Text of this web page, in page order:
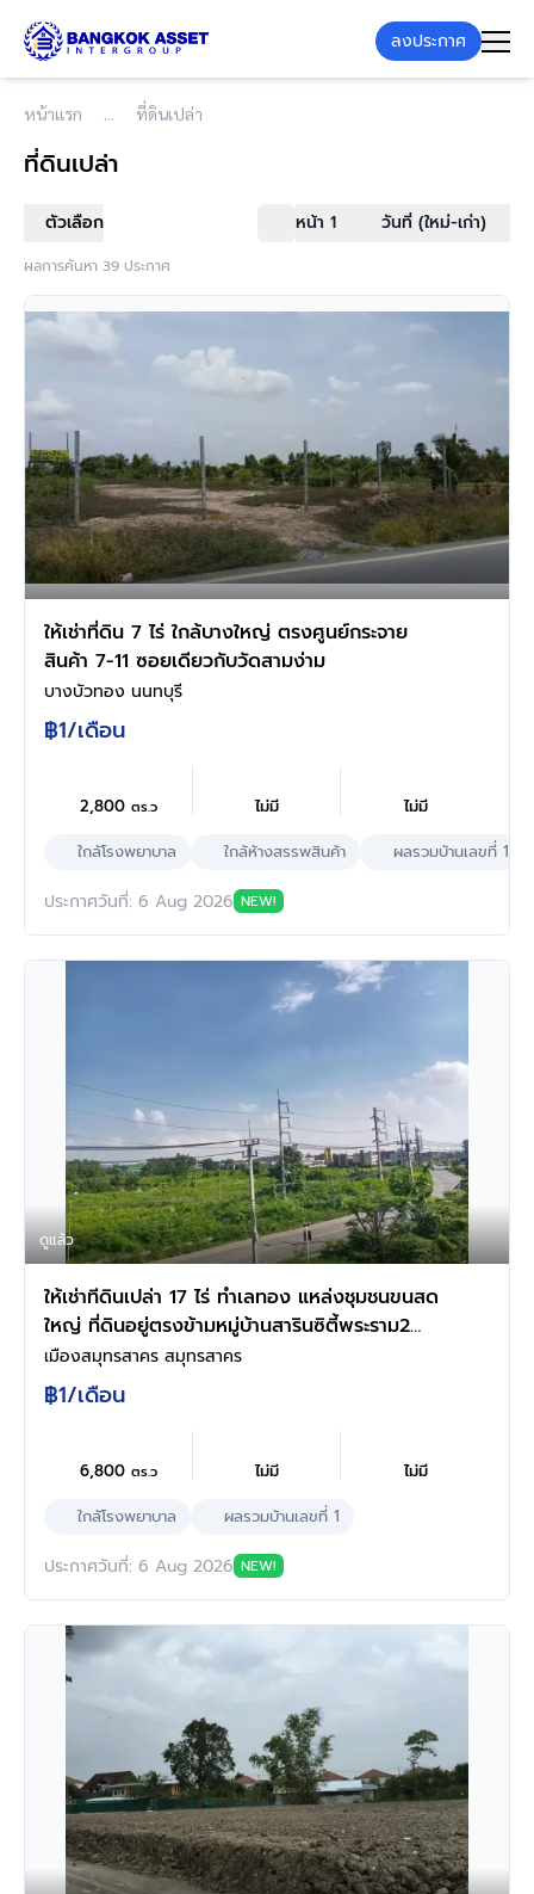
ลงประกาศ
หน้าแรก ที่ดินเปล่า
ที่ดินเปล่า
ตัวเลือก หน้า 1 วันที่ (ใหม่-เก่า)
ผลการค้นหา 39 ประกาศ
ให้เช่าที่ดิน 7 ไร่ ใกล้บางใหญ่ ตรงศูนย์กระจาย
สินค้า 7-11 ซอยเดียวกับวัดสามง่าม
บางบัวทอง นนทบุรี
฿1/เดือน
2,800 ตร.ว ไม่มี
ไม่มี
ใกล้โรงพยาบาล
ใกล้ห้างสรรพสินค้า ผลรวมบ้านเลขที่ 1
ประกาศวันที่: 6 Aug 2026 NEW!
ดูแล้ว
ให้เช่าทีดินเปล่า 17 ไร่ ทำเลทอง แหล่งชุมชนขนสด
ใหญ่ ที่ดินอยู่ตรงข้ามหมู่บ้านสารินซิตี้พระราม2
(ตรงข้าง Top Daily ปากทางเข้าหมู่บ้านซื่อตรงสา
ริน)
เมืองสมุทรสาคร สมุทรสาคร
฿1/เดือน
6,800 ตร.ว ไม่มี
ไม่มี
ใกล้โรงพยาบาล
ผลรวมบ้านเลขที่ 1
ประกาศวันที่: 6 Aug 2026 NEW!